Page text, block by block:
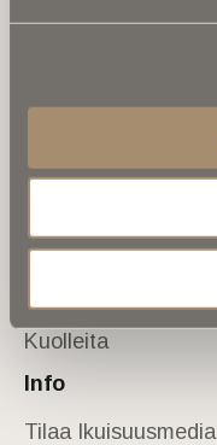
Muistokirjoituksia
Kuolema koskettaa
Asiantuntijoilta
Kuolleita
Info
Tilaa Ikuisuusmedia